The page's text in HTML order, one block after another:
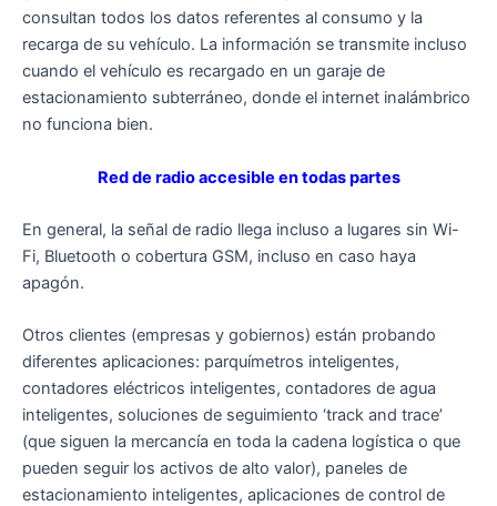
consultan todos los datos referentes al consumo y la
recarga de su vehículo. La información se transmite incluso
cuando el vehículo es recargado en un garaje de
estacionamiento subterráneo, donde el internet inalámbrico
no funciona bien.
Red de radio accesible en todas partes
En general, la señal de radio llega incluso a lugares sin Wi-
Fi, Bluetooth o cobertura GSM, incluso en caso haya
apagón.
Otros clientes (empresas y gobiernos) están probando
diferentes aplicaciones: parquímetros inteligentes,
contadores eléctricos inteligentes, contadores de agua
inteligentes, soluciones de seguimiento ‘track and trace’
(que siguen la mercancía en toda la cadena logística o que
pueden seguir los activos de alto valor), paneles de
estacionamiento inteligentes, aplicaciones de control de